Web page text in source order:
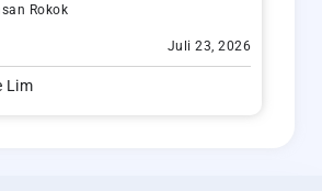
Rokok
Juli 23, 2026
Lim